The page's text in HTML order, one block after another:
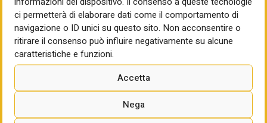
ci permetterà di elaborare dati come il comportamento di
navigazione o ID unici su questo sito. Non acconsentire o
ritirare il consenso può influire negativamente su alcune
caratteristiche e funzioni.
Accetta
Nega
Elettrodotto in Alta
Valsugana, i sindaci
chiedono modifiche al
tracciato